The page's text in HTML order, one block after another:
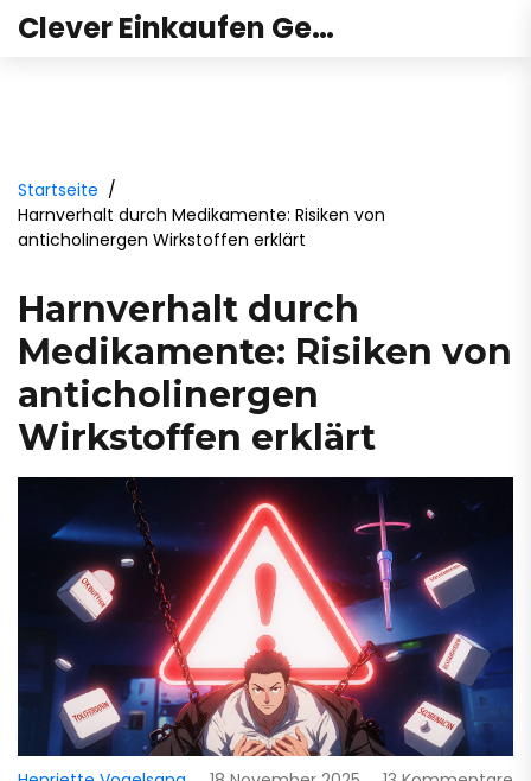
Clever Einkaufen Gesundheit
Startseite
Harnverhalt durch Medikamente: Risiken von
anticholinergen Wirkstoffen erklärt
Harnverhalt durch
Medikamente: Risiken von
anticholinergen
Wirkstoffen erklärt